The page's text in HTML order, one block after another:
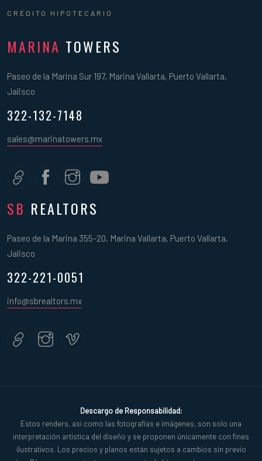
CRÉDITO HIPOTECARIO
MARINA TOWERS
Paseo de la Marina Sur 197, Marina Vallarta, Puerto Vallarta,
Jalisco
322-132-7148
sales@marinatowers.mx
SB REALTORS
Paseo de la Marina 355-20, Marina Vallarta, Puerto Vallarta,
Jalisco
322-221-0051
info@sbrealtors.mx
Descargo de Responsabilidad:
Estos renders, así como las fotografías e imágenes, son solo una
interpretación artística del diseño y se proponen únicamente con fines
ilustrativos. Los precios y planos están sujetos a cambios sin previo